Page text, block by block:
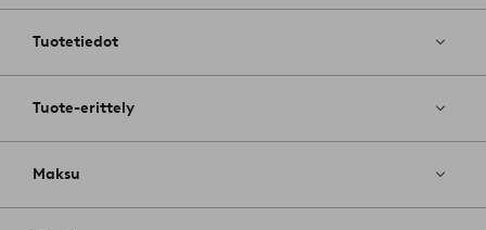
Tuotetiedot
Tuote-erittely
Maksu